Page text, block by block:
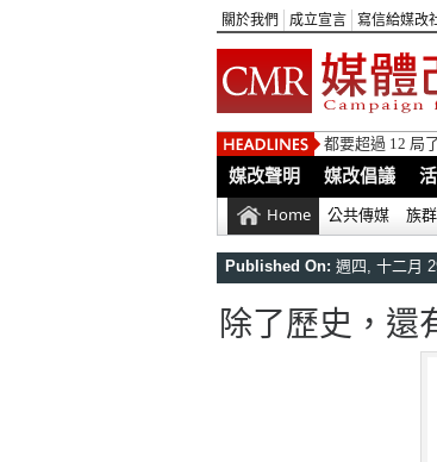
關於我們 成立宣言 寫信給媒改
都要超過 12 局
媒改聲明 媒改倡議
Home 公共傳媒 族
Published On: 週四, 十二月
除了歷史，還